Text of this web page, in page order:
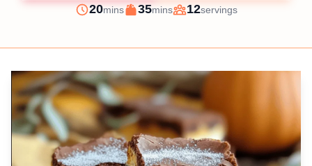
Prep
20minutes
mins
Cook
35minutes
mins
Servings
12servings